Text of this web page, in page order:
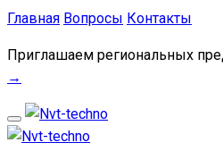
Главная Вопросы Контакты
Приглашаем региональных
→